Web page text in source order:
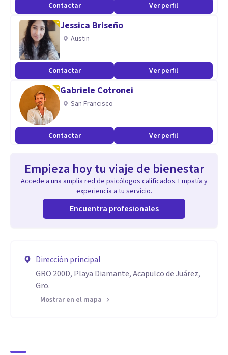
Contactar Ver perfil
Jessica Briseño
Austin
Contactar Ver perfil
Gabriele Cotronei
San Francisco
Contactar Ver perfil
Empieza hoy tu viaje de bienestar
Accede a una amplia red de psicólogos calificados. Empatía y
experiencia a tu servicio.
Encuentra profesionales
Dirección principal
GRO 200D, Playa Diamante, Acapulco de Juárez,
Gro.
Mostrar en el mapa